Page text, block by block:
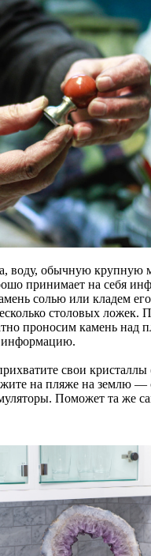
воду, обычную крупную
принимает на себя
солью или кладем
столовых ложек.
проносим камень над
информацию.
свои кристаллы
на пляже на землю —
Поможет та же